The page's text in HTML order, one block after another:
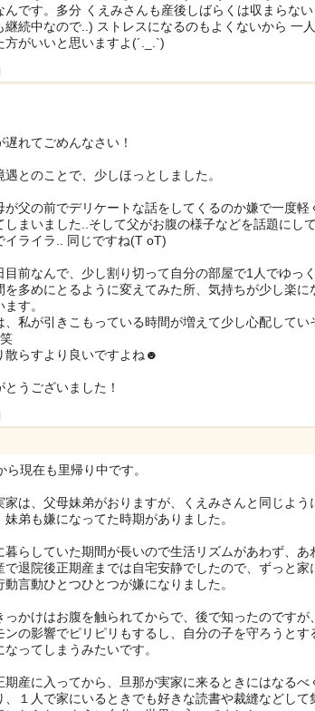
んです。多分 くえみさんも産後しばらくは収まらな
継続中なので..) ストレスになるのもよくないから 一
方がいいと思いますよ(´._.`)
遅れてごめんなさい！
遇とのことで、少しほっとしました。
が父の前でデリケートな話をしてくるのか嫌で一度軽
しまいました..そして父がお腹の様子などを話題にし
イライラ.. 同じですね(T oT)
目前なんで、少し割り切って自分の部屋で1人でゆっ
を多めにとるように変えてみた所、気持ちが少し楽に
す。
、私が引きこもっている時間が増えて少し心配してい
散らすより良いですよね☻
とうございました！
ら現在も里帰り中です。
家は、父母妹弟がおりますが、くえみさんと同じよう
妹弟も嫌になってた時期がありました。
暮らしていた期間が長いので生活リズムがあわず、あ
で退院後正期産までは自宅安静でしたので、ずっと家
動言動ひとつひとつが嫌になりました。
っかけはお腹を触られてからで、後で知ったのですが
ンの影響でピリピリもするし、自分の子を守ろうとす
なってしまうみたいです。
期産に入ってから、旦那が実家に来るときにはなるべ
、１人で家にいるときでも好きな読書や裁縫などして